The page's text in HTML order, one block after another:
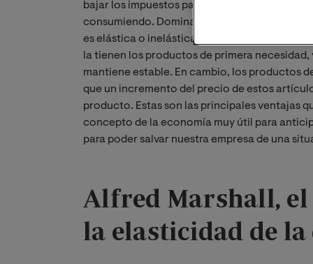
bajar los impuestos para poder ofrecer el
consumiendo. Dominar el concepto de
es elástica o inelástica y el margen que
la tienen los productos de primera
mantiene estable. En cambio, los productos
que un incremento del precio de estos
producto. Estas son las principales ventajas
concepto de la economía muy útil para
para poder salvar nuestra empresa de una
Alfred Marshall, el
la elasticidad de la